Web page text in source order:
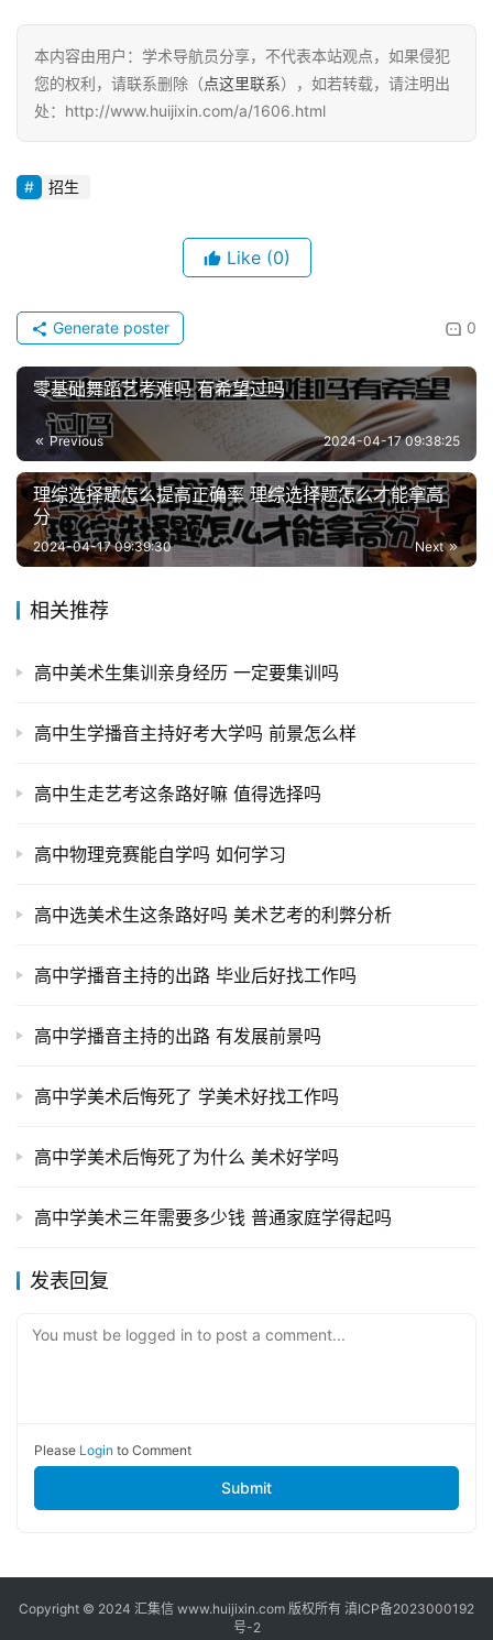
本内容由用户：学术导航员分享，不代表本站观点，如果侵犯
您的权利，请联系删除（点这里联系），如若转载，请注明出
处：http://www.huijixin.com/a/1606.html
招生
Like (0)
0
Generate poster
零基础舞蹈艺考难吗 有希望过吗
Previous 2024-04-17 09:38:25
理综选择题怎么提高正确率 理综选择题怎么才能拿高
分
Next
2024-04-17 09:39:30
相关推荐
高中美术生集训亲身经历 一定要集训吗
高中生学播音主持好考大学吗 前景怎么样
高中生走艺考这条路好嘛 值得选择吗
高中物理竞赛能自学吗 如何学习
高中选美术生这条路好吗 美术艺考的利弊分析
高中学播音主持的出路 毕业后好找工作吗
高中学播音主持的出路 有发展前景吗
高中学美术后悔死了 学美术好找工作吗
高中学美术后悔死了为什么 美术好学吗
高中学美术三年需要多少钱 普通家庭学得起吗
发表回复
You must be logged in to post a comment...
Please Login to Comment
Submit
Copyright © 2024 汇集信 www.huijixin.com 版权所有 滇ICP备2023000192
号-2